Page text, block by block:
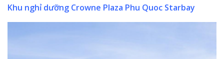
Khu nghỉ dưỡng Crowne Plaza Phu Quoc Starbay